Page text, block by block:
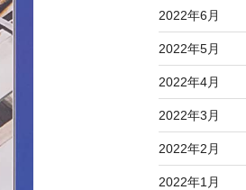
2022年6月
2022年5月
2022年4月
2022年3月
2022年2月
2022年1月